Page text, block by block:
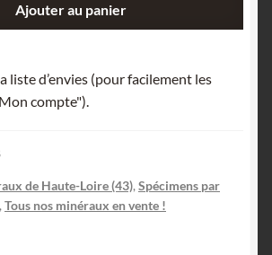
Ajouter au panier
liste d’envies (pour facilement les
compte").
de Haute-Loire (43), Spécimens par
, Tous nos minéraux en vente !